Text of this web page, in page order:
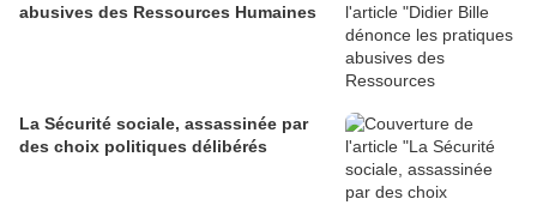
abusives des Ressources Humaines
La Sécurité sociale, assassinée par
des choix politiques délibérés